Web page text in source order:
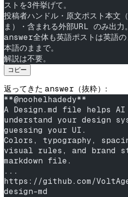
ストを3件挙げて。
投稿者ハンドル・原文ポスト本文
ま）・含まれる外部URL のみ出力。
answer全体も英語ポストは英語の
本語のままで。
解説は不要。
コピー
返ってきた answer （抜粋）:
**@noohelhadedy**
A Design.md file helps AI
understand your design
guessing your UI.
Colors, typography,
visual rules, and brand
markdown file.
...
https://github.com/
design-md